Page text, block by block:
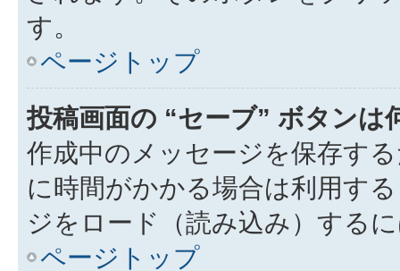
す。
ページトップ
投稿画面の “セーブ” ボタンは
作成中のメッセージを保存す
に時間がかかる場合は利用す
ジをロード（読み込み）する
ページトップ